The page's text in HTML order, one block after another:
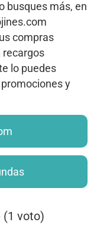
busques más, en
compras
recargos
lo puedes
y
(1 voto)